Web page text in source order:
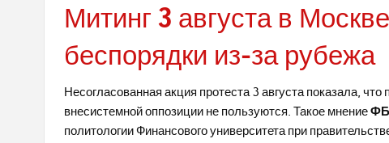
Митинг 3 августа в
беспорядки из-за рубежа
Несогласованная акция протеста 3 августа показала,
внесистемной оппозиции не пользуются. Такое мнение
политологии Финансового университета при